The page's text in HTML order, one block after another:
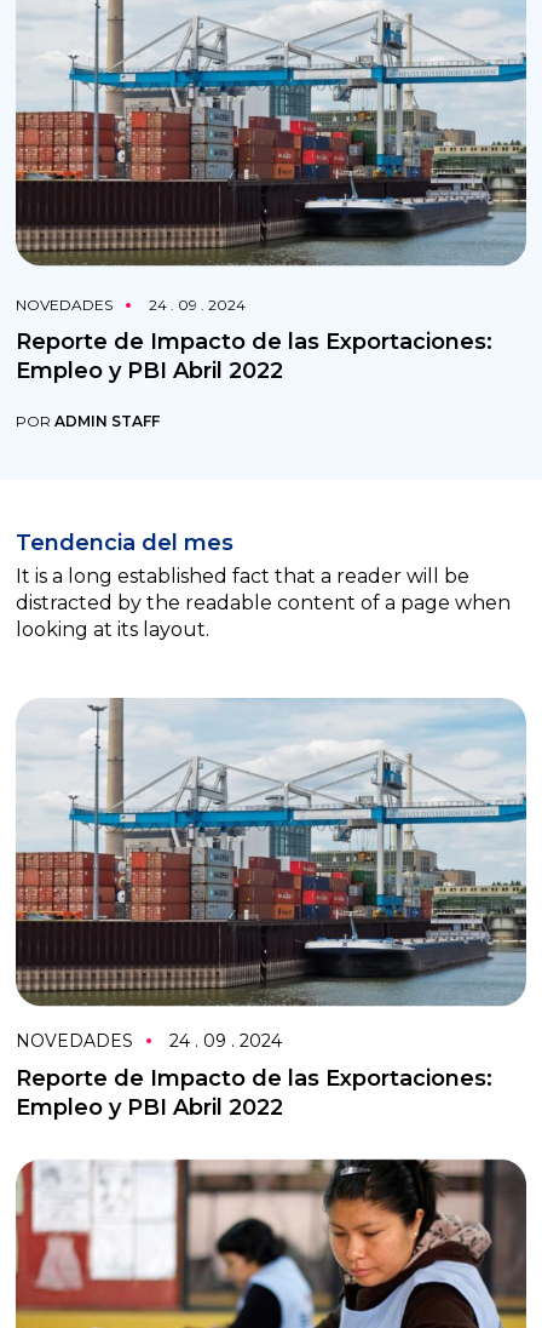
NOVEDADES 24 . 09 . 2024
Reporte de Impacto de las Exportaciones:
Empleo y PBI Abril 2022
PORADMIN STAFF
Tendencia del mes
It is a long established fact that a reader will be
distracted by the readable content of a page when
looking at its layout.
NOVEDADES 24 . 09 . 2024
Reporte de Impacto de las Exportaciones:
Empleo y PBI Abril 2022